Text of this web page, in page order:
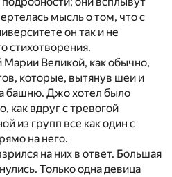
мысль о том, что с
он так и не
стихотворения.
Марии Великой, как обычно,
которые, вытянув шеи и
башню. Джо хотел было
как вдруг с тревогой
из групп все как один с
на него.
на них в ответ. Большая
Только одна девица